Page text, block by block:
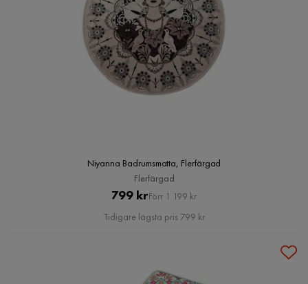
Niyanna Badrumsmatta, Flerfärgad
Flerfärgad
Pris
799 kr Original
Pris
Förr 1 199 kr
Tidigare lägsta pris 799 kr